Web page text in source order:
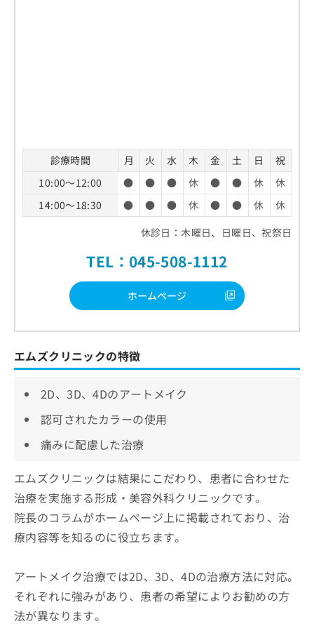
診療時間 月 火 水 木 金 土 日
祝
10:00～12:00
● ● ● 休 ● ● 休
休
14:00～18:30
● ● ● 休 ● ● 休
休
休診日：木曜日、日曜日、祝祭日
TEL：045-508-1112
ホームページ
エムズクリニックの特徴
2D、3D、4Dのアートメイク
認可されたカラーの使用
痛みに配慮した治療
エムズクリニックは結果にこだわり、患者に合わせた
治療を実施する形成・美容外科クリニックです。
院長のコラムがホームページ上に掲載されており、治
療内容等を知るのに役立ちます。
アートメイク治療では2D、3D、4Dの治療方法に対応。
それぞれに強みがあり、患者の希望によりお勧めの方
法が異なります。